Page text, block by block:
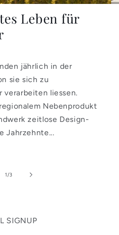
Leben für
jährlich in der
sie sich zu
verarbeiten liessen.
Nebenprodukt
zeitlose Design-
Jahrzehnte...
1/von
3
SIGNUP